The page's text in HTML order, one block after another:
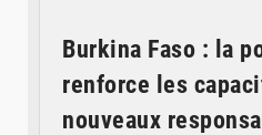
Burkina Faso : la
renforce les
nouveaux